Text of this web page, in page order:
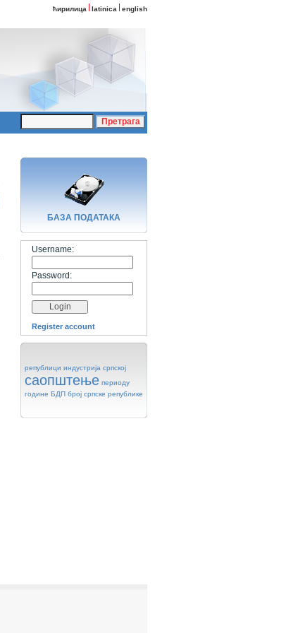
ћирилица latinica english
БАЗA ПОДАТАКА
Username:
Password:
Register account
републици индустрија српској
саопштење периоду
године БДП број српске републике